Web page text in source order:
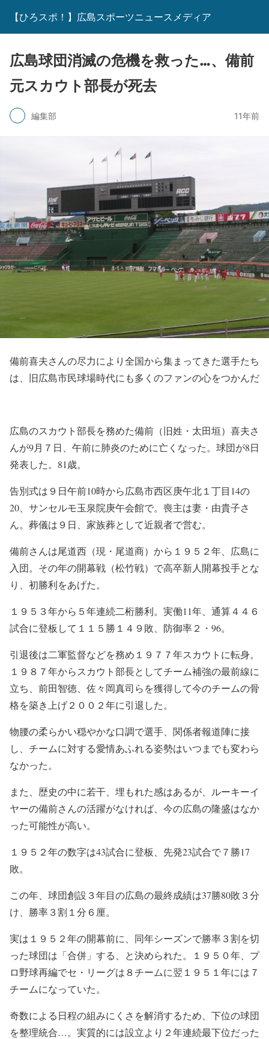
【ひろスポ！】広島スポーツニュースメディア
広島球団消滅の危機を救った…、備前
元スカウト部長が死去
編集部 11年前
備前喜夫さんの尽力により全国から集まってきた選手たち
は、旧広島市民球場時代にも多くのファンの心をつかんだ
広島のスカウト部長を務めた備前（旧姓・太田垣）喜夫さ
んが9月７日、午前に肺炎のために亡くなった。球団が8日
発表した。81歳。
告別式は９日午前10時から広島市西区庚午北１丁目14の
20、サンセルモ玉泉院庚午会館で。喪主は妻・由貴子さ
ん。葬儀は９日、家族葬として近親者で営む。
備前さんは尾道西（現・尾道商）から１９５２年、広島に
入団。その年の開幕戦（松竹戦）で高卒新人開幕投手とな
り、初勝利をあげた。
１９５３年から５年連続二桁勝利。実働11年、通算４４６
試合に登板して１１５勝１４９敗、防御率２・96。
引退後は二軍監督などを務め１９７７年スカウトに転身。
１９８７年からスカウト部長としてチーム補強の最前線に
立ち、前田智徳、佐々岡真司らを獲得して今のチームの骨
格を築き上げ２００２年に引退した。
物腰の柔らかい穏やかな口調で選手、関係者報道陣に接
し、チームに対する愛情あふれる姿勢はいつまでも変わら
なかった。
また、歴史の中に若干、埋もれた感はあるが、ルーキーイ
ヤーの備前さんの活躍がなければ、今の広島の隆盛はなか
った可能性が高い。
１９５２年の数字は43試合に登板、先発23試合で７勝17
敗。
この年、球団創設３年目の広島の最終成績は37勝80敗３分
け、勝率３割１分６厘。
実は１９５２年の開幕前に、同年シーズンで勝率３割を切
った球団は「合併」する、と決められた。１９５０年、プ
ロ野球再編でセ・リーグは８チームに翌１９５１年には７
チームになっていた。
奇数による日程の組みにくさを解消するため、下位の球団
を整理統合…。実質的には設立より２年連続最下位だった